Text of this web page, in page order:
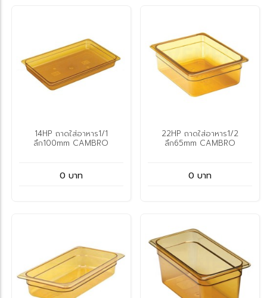
14HP ถาดใส่อาหาร1/1
ลึก100mm CAMBRO
0 บาท
22HP ถาดใส่อาหาร1/2
ลึก65mm CAMBRO
0 บาท